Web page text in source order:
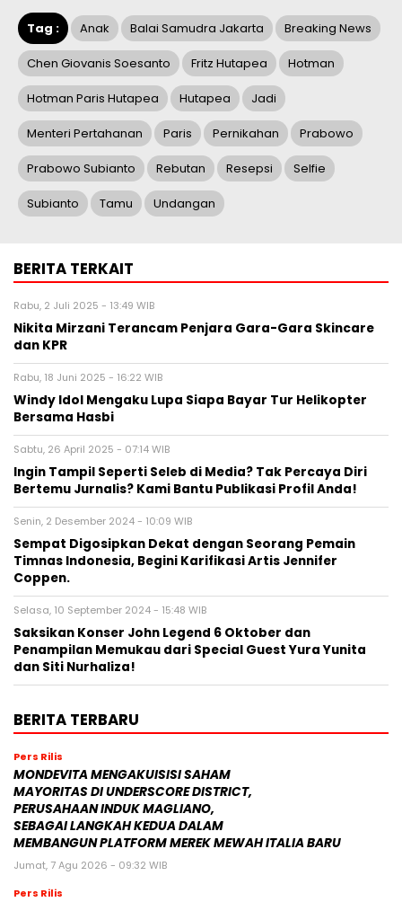
Tag : Anak Balai Samudra Jakarta Breaking News
Chen Giovanis Soesanto Fritz Hutapea Hotman
Hotman Paris Hutapea Hutapea Jadi
Menteri Pertahanan Paris Pernikahan Prabowo
Prabowo Subianto Rebutan Resepsi Selfie
Subianto Tamu Undangan
BERITA TERKAIT
Rabu, 2 Juli 2025 - 13:49 WIB
Nikita Mirzani Terancam Penjara Gara-Gara Skincare
dan KPR
Rabu, 18 Juni 2025 - 16:22 WIB
Windy Idol Mengaku Lupa Siapa Bayar Tur Helikopter
Bersama Hasbi
Sabtu, 26 April 2025 - 07:14 WIB
Ingin Tampil Seperti Seleb di Media? Tak Percaya Diri
Bertemu Jurnalis? Kami Bantu Publikasi Profil Anda!
Senin, 2 Desember 2024 - 10:09 WIB
Sempat Digosipkan Dekat dengan Seorang Pemain
Timnas Indonesia, Begini Karifikasi Artis Jennifer
Coppen.
Selasa, 10 September 2024 - 15:48 WIB
Saksikan Konser John Legend 6 Oktober dan
Penampilan Memukau dari Special Guest Yura Yunita
dan Siti Nurhaliza!
BERITA TERBARU
Pers Rilis
MONDEVITA MENGAKUISISI SAHAM
MAYORITAS DI UNDERSCORE DISTRICT,
PERUSAHAAN INDUK MAGLIANO,
SEBAGAI LANGKAH KEDUA DALAM
MEMBANGUN PLATFORM MEREK MEWAH ITALIA BARU
Jumat, 7 Agu 2026 - 09:32 WIB
Pers Rilis